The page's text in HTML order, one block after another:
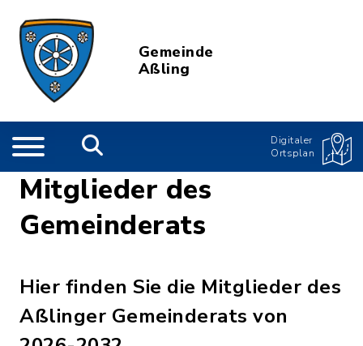
Gemeinde
Aßling
Digitaler
Ortsplan
Mitglieder des
Gemeinderats
Hier finden Sie die Mitglieder des
Aßlinger Gemeinderats von